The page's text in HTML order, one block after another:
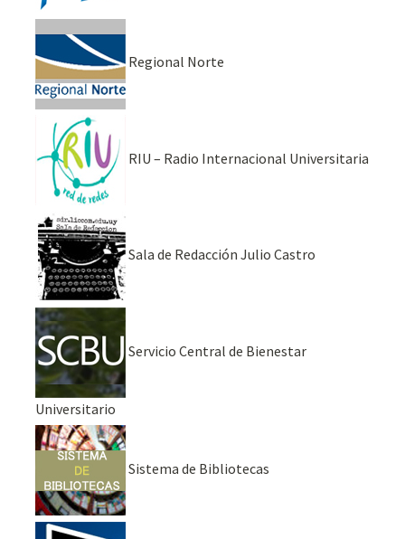
Regional Norte
RIU – Radio Internacional Universitaria
Sala de Redacción Julio Castro
Servicio Central de Bienestar
Universitario
Sistema de Bibliotecas